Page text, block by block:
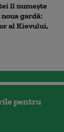
îl numește
gardă:
al Kievului,
pentru